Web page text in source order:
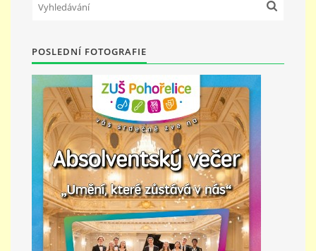
KURZY
KONTAKTY
PŘÍMĚSTSKÝ TÁBOR
MISS VÝTVARNÝ MODEL
ZAMĚSTNÁNÍ
DOTACE
POSLEDNÍ FOTOGRAFIE